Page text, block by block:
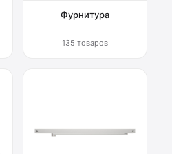
Фурнитура
135 товаров